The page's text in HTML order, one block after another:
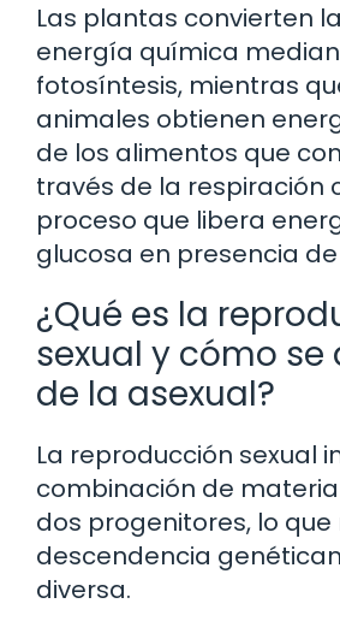
Las plantas convierten
energía química
fotosíntesis, mientras
animales obtienen
de los alimentos que
través de la respiración
proceso que libera
glucosa en presencia
¿Qué es la
sexual y cómo se
de la asexual?
La reproducción sexual
combinación de
dos progenitores, lo que
descendencia
diversa.